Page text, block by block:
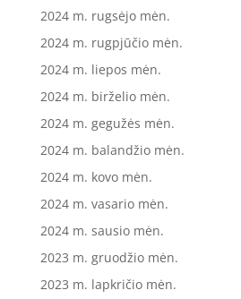
2024 m. rugsėjo mėn.
2024 m. rugpjūčio mėn.
2024 m. liepos mėn.
2024 m. birželio mėn.
2024 m. gegužės mėn.
2024 m. balandžio mėn.
2024 m. kovo mėn.
2024 m. vasario mėn.
2024 m. sausio mėn.
2023 m. gruodžio mėn.
2023 m. lapkričio mėn.